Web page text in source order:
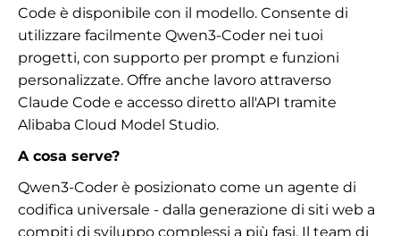
Code è disponibile con il modello. Consente di
utilizzare facilmente Qwen3-Coder nei tuoi
progetti, con supporto per prompt e funzioni
personalizzate. Offre anche lavoro attraverso
Claude Code e accesso diretto all'API tramite
Alibaba Cloud Model Studio.
A cosa serve?
Qwen3-Coder è posizionato come un agente di
codifica universale - dalla generazione di siti web a
compiti di sviluppo complessi a più fasi. Il team di